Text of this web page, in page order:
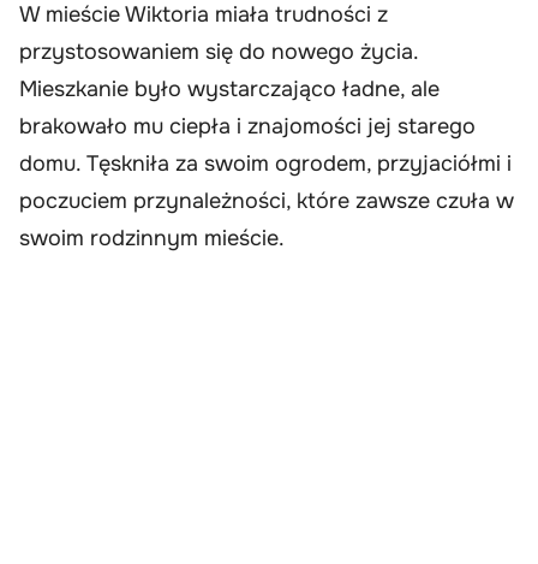
W mieście Wiktoria miała trudności z
przystosowaniem się do nowego życia.
Mieszkanie było wystarczająco ładne, ale
brakowało mu ciepła i znajomości jej starego
domu. Tęskniła za swoim ogrodem, przyjaciółmi i
poczuciem przynależności, które zawsze czuła w
swoim rodzinnym mieście.